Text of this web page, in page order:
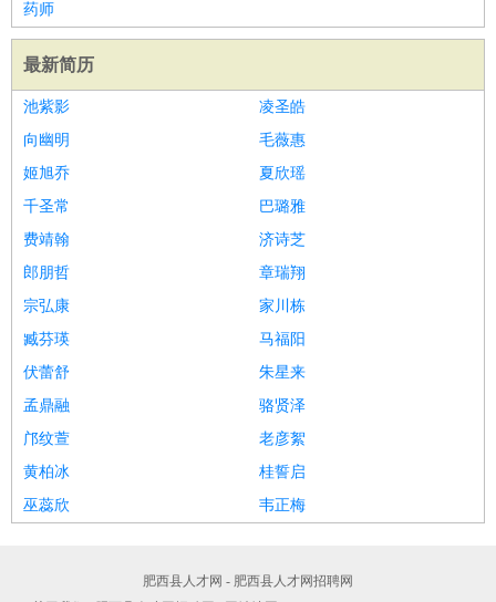
药师
最新简历
池紫影
凌圣皓
向幽明
毛薇惠
姬旭乔
夏欣瑶
千圣常
巴璐雅
费靖翰
济诗芝
郎朋哲
章瑞翔
宗弘康
家川栋
臧芬瑛
马福阳
伏蕾舒
朱星来
孟鼎融
骆贤泽
邝纹萱
老彦絮
黄柏冰
桂誓启
巫蕊欣
韦正梅
肥西县人才网 - 肥西县人才网招聘网